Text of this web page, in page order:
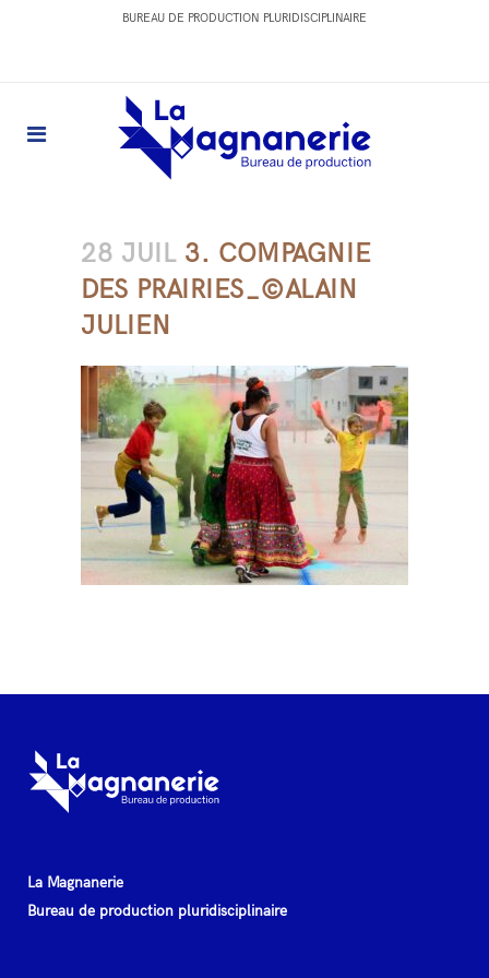
BUREAU DE PRODUCTION PLURIDISCIPLINAIRE
28 JUIL 3. COMPAGNIE
DES PRAIRIES_©ALAIN
JULIEN
La Magnanerie
Bureau de production pluridisciplinaire